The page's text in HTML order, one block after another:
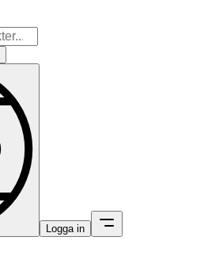
Logga in